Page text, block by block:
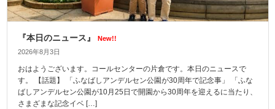
『本日のニュース』
New!!
2026年8月3日
おはようございます。コールセンターの片倉です。本日のニュースで
す。 【話題】 「ふなばしアンデルセン公園が30周年で記念事」 「ふな
ばしアンデルセン公園が10月25日で開園から30周年を迎えるに当たり、
さまざまな記念イベ […]